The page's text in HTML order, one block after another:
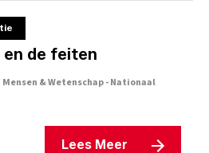
en de feiten
Mensen & Wetenschap - Nationaal
Lees Meer